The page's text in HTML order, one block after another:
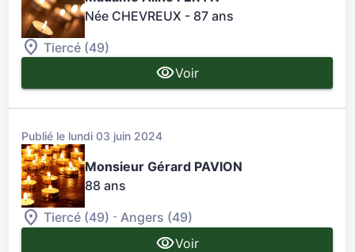
Née CHEVREUX - 87 ans
Tiercé (49)
Voir
Publié le lundi 03 juin 2024
Monsieur Gérard PAVION
88 ans
Tiercé (49) - Angers (49)
Voir